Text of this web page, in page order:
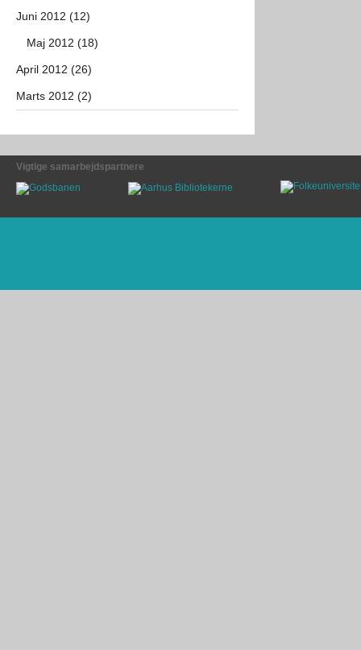
Juni 2012 (12)
Maj 2012 (18)
April 2012 (26)
Marts 2012 (2)
Vigtige samarbejdspartnere